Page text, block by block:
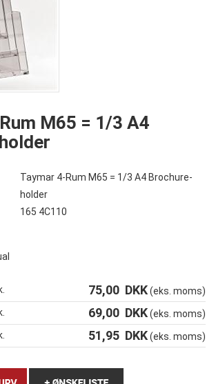
M65 = 1/3 A4
Taymar 4-Rum M65 = 1/3 A4 Brochure-
holder
165 4C110
75,00 DKK(eks. moms)
69,00 DKK(eks. moms)
51,95 DKK(eks. moms)